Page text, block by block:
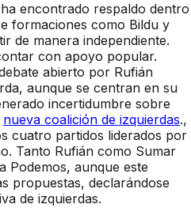
encontrado respaldo dentro
formaciones como Bildu y
de manera independiente.
con apoyo popular.
abierto por Rufián
aunque se centran en su
incertidumbre sobre
nueva coalición de izquierdas.,
cuatro partidos liderados por
Tanto Rufián como Sumar
Podemos, aunque este
propuestas, declarándose
de izquierdas.